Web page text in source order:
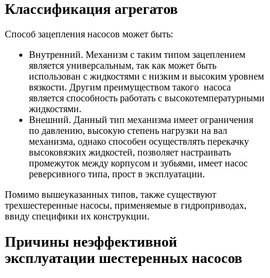
Классификация агрегатов
Способ зацепления насосов может быть:
Внутренний. Механизм с таким типом зацеплением
является универсальным, так как может быть
использован с жидкостями с низким и высоким уровнем
вязкости. Другим преимуществом такого насоса
является способность работать с высокотемпературными
жидкостями.
Внешний. Данный тип механизма имеет ограничения
по давлению, высокую степень нагрузки на вал
механизма, однако способен осуществлять перекачку
высоковязких жидкостей, позволяет настраивать
промежуток между корпусом и зубьями, имеет насос
реверсивного типа, прост в эксплуатации.
Помимо вышеуказанных типов, также существуют
трехшестеренные насосы, применяемые в гидроприводах,
ввиду специфики их конструкции.
Причины неэффективной
эксплуатации шестеренных насосов